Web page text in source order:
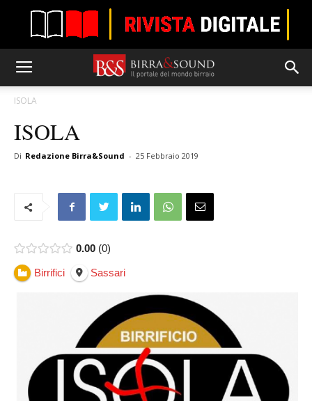
ISOLA
ISOLA
Di Redazione Birra&Sound - 25 Febbraio 2019
0.00 0
Birrifici Sassari